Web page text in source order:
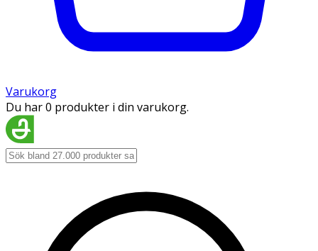
Varukorg
Du har 0 produkter i din varukorg.